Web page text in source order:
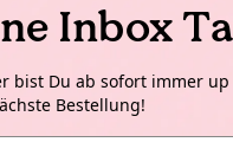
Inbox
bist Du ab sofort immer
Bestellung!